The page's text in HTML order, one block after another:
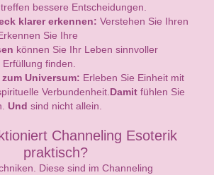
treffen bessere Entscheidungen.
klarer erkennen: Verstehen Sie Ihren
Sie Ihre
können Sie Ihr Leben sinnvoller
finden.
Universum: Erleben Sie Einheit mit
Verbundenheit. Damit fühlen Sie
Und sind nicht allein.
Channeling Esoterik
praktisch?
Diese sind im Channeling